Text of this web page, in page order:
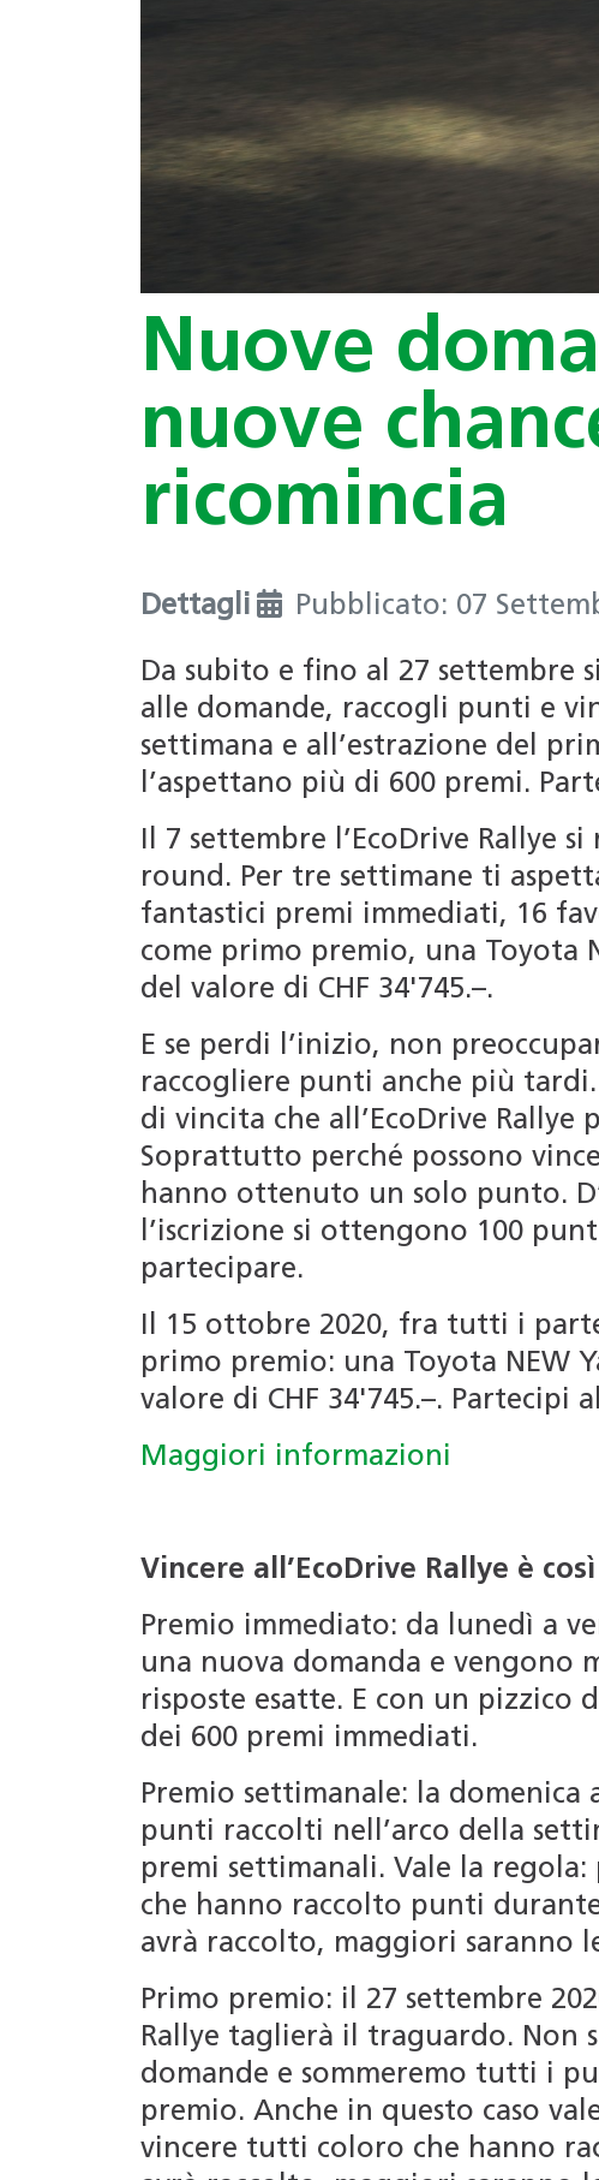
Nuove
nuove
ricomincia
Dettagli Pubblicato: 07
Da subito e fino al 27 settembre
alle domande, raccogli punti e
settimana e all’estrazione del
l’aspettano più di 600 premi.
Il 7 settembre l’EcoDrive Rallye
round. Per tre settimane ti
fantastici premi immediati, 16
come primo premio, una Toyota
del valore di CHF 34'745.–.
E se perdi l’inizio, non
raccogliere punti anche più
di vincita che all’EcoDrive Rallye
Soprattutto perché possono
hanno ottenuto un solo punto.
l’iscrizione si ottengono 100
partecipare.
Il 15 ottobre 2020, fra tutti i
primo premio: una Toyota NEW
valore di CHF 34'745.–. Partecipi
Maggiori informazioni
Vincere all’EcoDrive Rallye è
Premio immediato: da lunedì a
una nuova domanda e vengono
risposte esatte. E con un
dei 600 premi immediati.
Premio settimanale: la domenica
punti raccolti nell’arco della
premi settimanali. Vale la
che hanno raccolto punti
avrà raccolto, maggiori saranno
Primo premio: il 27 settembre
Rallye taglierà il traguardo. Non
domande e sommeremo tutti i
premio. Anche in questo caso
vincere tutti coloro che hanno